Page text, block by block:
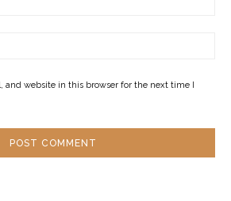
and website in this browser for the next time I